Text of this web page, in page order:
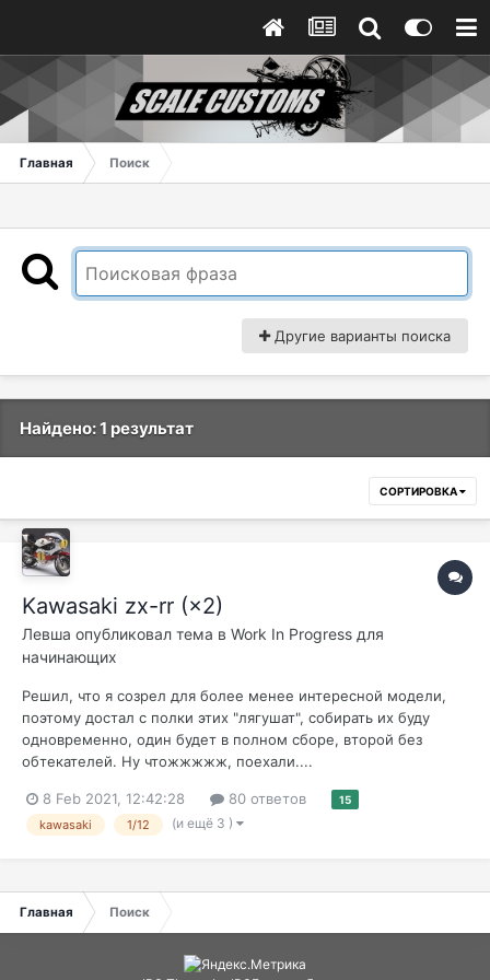
Главная Поиск
Другие варианты поиска
Найдено: 1 результат
СОРТИРОВКА
Kawasaki zx-rr (×2)
Левша опубликовал тема в Work In Progress для
начинающих
Решил, что я созрел для более менее интересной модели,
поэтому достал с полки этих "лягушат", собирать их буду
одновременно, один будет в полном сборе, второй без
обтекателей. Ну чтожжжжж, поехали....
8 Feb 2021, 12:42:28 80 ответов 15
kawasaki 1/12 (и ещё 3 )
Главная Поиск